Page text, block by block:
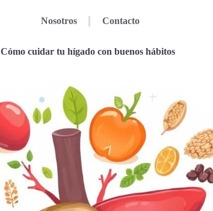
Nosotros Contacto
Cómo cuidar tu hígado con buenos hábitos